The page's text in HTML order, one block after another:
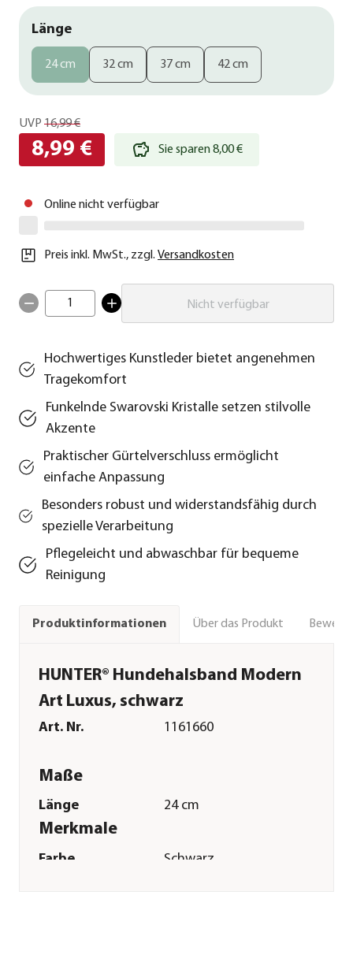
Länge
24 cm 32 cm 37 cm 42 cm
UVP 16,99 €
8,99 € Sie sparen 8,00 €
Online nicht verfügbar
Preis inkl. MwSt., zzgl. Versandkosten
1 Nicht verfügbar
Hochwertiges Kunstleder bietet angenehmen
Tragekomfort
Funkelnde Swarovski Kristalle setzen stilvolle
Akzente
Praktischer Gürtelverschluss ermöglicht
einfache Anpassung
Besonders robust und widerstandsfähig durch
spezielle Verarbeitung
Pflegeleicht und abwaschbar für bequeme
Reinigung
Produktinformationen Über das Produkt
HUNTER® Hundehalsband Modern
Art Luxus, schwarz
Art. Nr. 1161660
Maße
Länge 24 cm
Merkmale
Farbe
Schwarz